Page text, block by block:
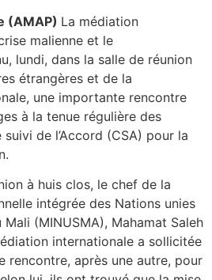
(AMAP) La médiation
malienne et le
lundi, dans la salle de réunion
étrangères et de la
une importante rencontre
à la tenue régulière des
de l’Accord (CSA) pour la
à huis clos, le chef de la
intégrée des Nations unies
(MINUSMA), Mahamat Saleh
internationale a sollicitée
rencontre, après une autre, pour